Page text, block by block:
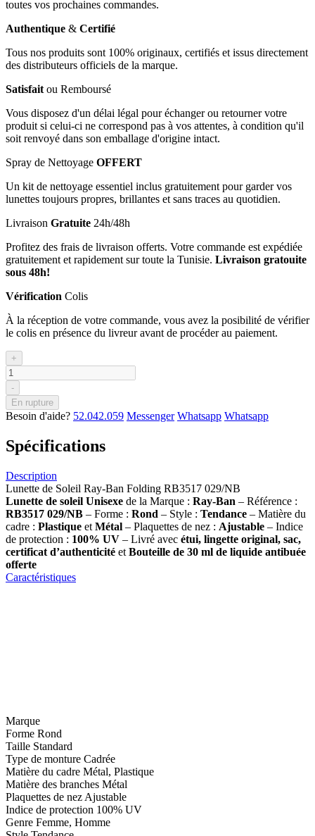
toutes vos prochaines commandes.
Authentique & Certifié
Tous nos produits sont 100% originaux, certifiés et issus directement
des distributeurs officiels de la marque.
Satisfait ou Remboursé
Vous disposez d'un délai légal pour échanger ou retourner votre
produit si celui-ci ne correspond pas à vos attentes, à condition qu'il
soit renvoyé dans son emballage d'origine intact.
Spray de Nettoyage OFFERT
Un kit de nettoyage essentiel inclus gratuitement pour garder vos
lunettes toujours propres, brillantes et sans traces au quotidien.
Livraison Gratuite 24h/48h
Profitez des frais de livraison offerts. Votre commande est expédiée
gratuitement et rapidement sur toute la Tunisie. Livraison gratouite
sous 48h!
Vérification Colis
À la réception de votre commande, vous avez la posibilité de vérifier
le colis en présence du livreur avant de procéder au paiement.
+
-
En rupture
Besoin d'aide? 52.042.059 Messenger Whatsapp Whatsapp
Spécifications
Description
Lunette de Soleil Ray-Ban Folding RB3517 029/NB
Lunette de soleil Unisexe de la Marque : Ray-Ban – Référence :
RB3517 029/NB – Forme : Rond – Style : Tendance – Matière du
cadre : Plastique et Métal – Plaquettes de nez : Ajustable – Indice
de protection : 100% UV – Livré avec étui, lingette original, sac,
certificat d’authenticité et Bouteille de 30 ml de liquide antibuée
offerte
Caractéristiques
Marque
Forme Rond
Taille Standard
Type de monture Cadrée
Matière du cadre Métal, Plastique
Matière des branches Métal
Plaquettes de nez Ajustable
Indice de protection 100% UV
Genre Femme, Homme